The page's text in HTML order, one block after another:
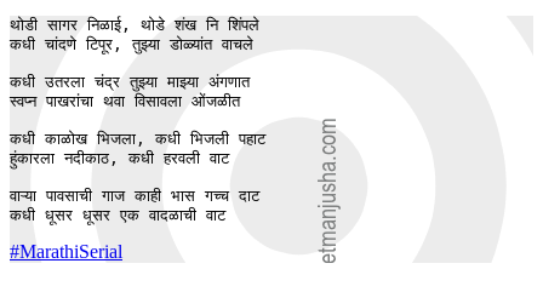
थोडी सागर निळाई, थोडे शंख नि शिंपले
कधी चांदणे टिपूर, तुझ्या डोळ्यांत वाचले
कधी उतरला चंद्र तुझ्या माझ्या अंगणात
स्वप्न पाखरांचा थवा विसावला ओंजळीत
कधी काळोख भिजला, कधी भिजली पहाट
हुंकारला नदीकाठ, कधी हरवली वाट
वाऱ्या पावसाची गाज काही भास गच्च दाट
कधी धूसर धूसर एक वादळाची वाट
#MarathiSerial